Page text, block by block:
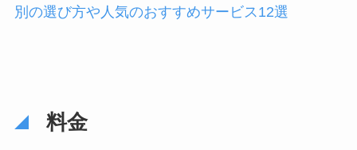
別の選び方や人気のおすすめサービス12選
料金